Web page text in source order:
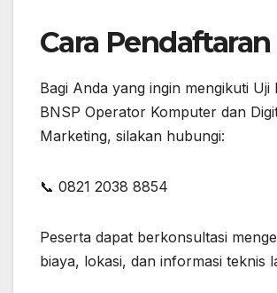
Cara Pendaftaran
Bagi Anda yang ingin mengikuti Uji
BNSP Operator Komputer dan
Marketing, silakan hubungi:
📞 0821 2038 8854
Peserta dapat berkonsultasi
biaya, lokasi, dan informasi teknis